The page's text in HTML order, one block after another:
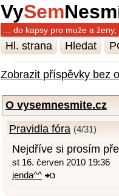
VySem
… do kapsy pro muže a
Hl. strana Hledat
Zobrazit příspěvky bez
O vysemnesmite.cz
Pravidla fóra (4/31)
Nejdříve si prosím
st 16. červen 2010 19:36
jenda^^